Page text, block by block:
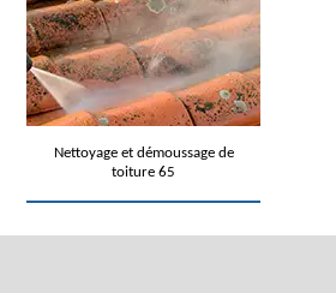
Nettoyage et démoussage de
toiture 65